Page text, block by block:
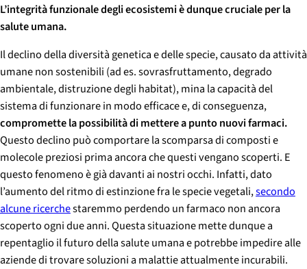
L’integrità funzionale degli ecosistemi è dunque cruciale per la
salute umana.
Il declino della diversità genetica e delle specie, causato da attività
umane non sostenibili (ad es. sovrasfruttamento, degrado
ambientale, distruzione degli habitat), mina la capacità del
sistema di funzionare in modo efficace e, di conseguenza,
compromette la possibilità di mettere a punto nuovi farmaci.
Questo declino può comportare la scomparsa di composti e
molecole preziosi prima ancora che questi vengano scoperti. E
questo fenomeno è già davanti ai nostri occhi. Infatti, dato
l’aumento del ritmo di estinzione fra le specie vegetali,secondo
alcune ricerchestaremmo perdendo un farmaco non ancora
scoperto ogni due anni. Questa situazione mette dunque a
repentaglio il futuro della salute umana e potrebbe impedire alle
aziende di trovare soluzioni a malattie attualmente incurabili.